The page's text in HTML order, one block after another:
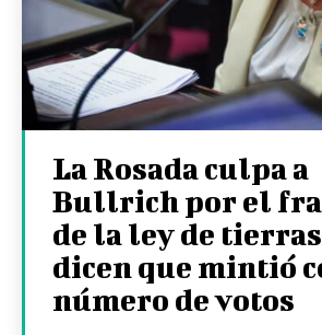
La Rosada culpa a
Bullrich por el
de la ley de
dicen que mintió
número de votos